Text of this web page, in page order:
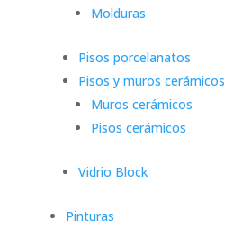
Molduras
Pisos porcelanatos
Pisos y muros cerámicos
Muros cerámicos
Pisos cerámicos
Vidrio Block
Pinturas